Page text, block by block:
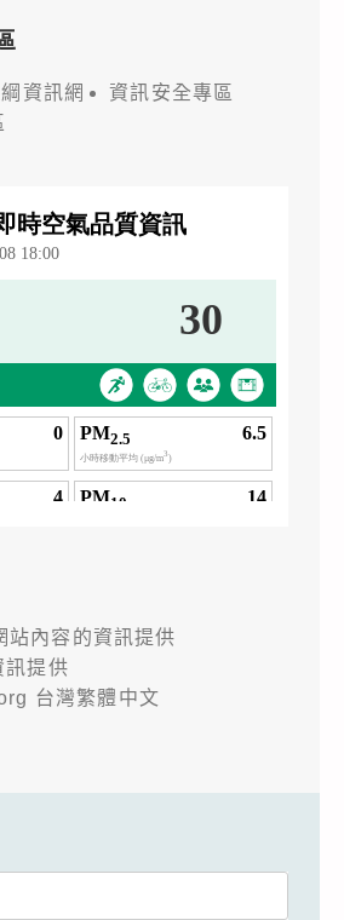
資訊網
資訊安全專區
站內容的資訊提供
訊提供
台灣繁體中文